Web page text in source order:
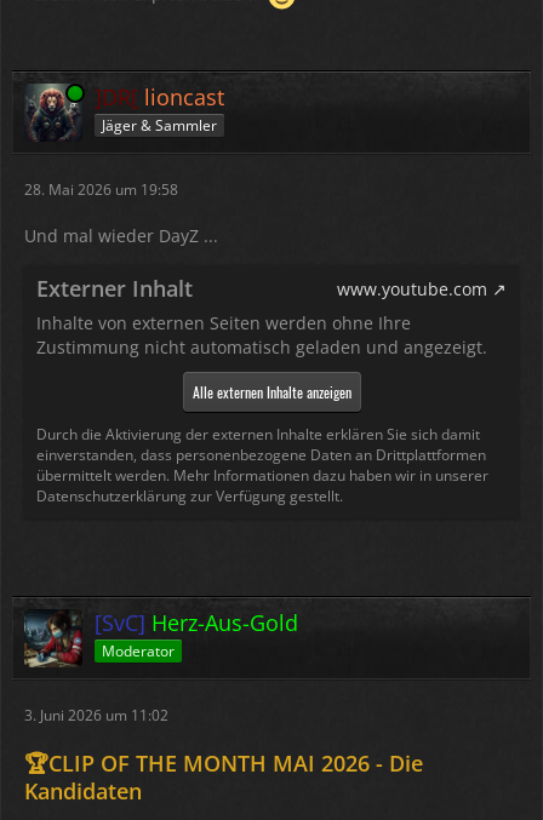
Online ]DR[ lioncast
Jäger & Sammler
28. Mai 2026 um 19:58
Und mal wieder DayZ ...
Externer Inhalt
www.youtube.com
Inhalte von externen Seiten werden ohne Ihre
Zustimmung nicht automatisch geladen und angezeigt.
Alle externen Inhalte anzeigen
Durch die Aktivierung der externen Inhalte erklären Sie sich damit
einverstanden, dass personenbezogene Daten an Drittplattformen
übermittelt werden. Mehr Informationen dazu haben wir in unserer
Datenschutzerklärung zur Verfügung gestellt.
[SvC] Herz-Aus-Gold
Moderator
3. Juni 2026 um 11:02
🏆CLIP OF THE MONTH MAI 2026 - Die
Kandidaten